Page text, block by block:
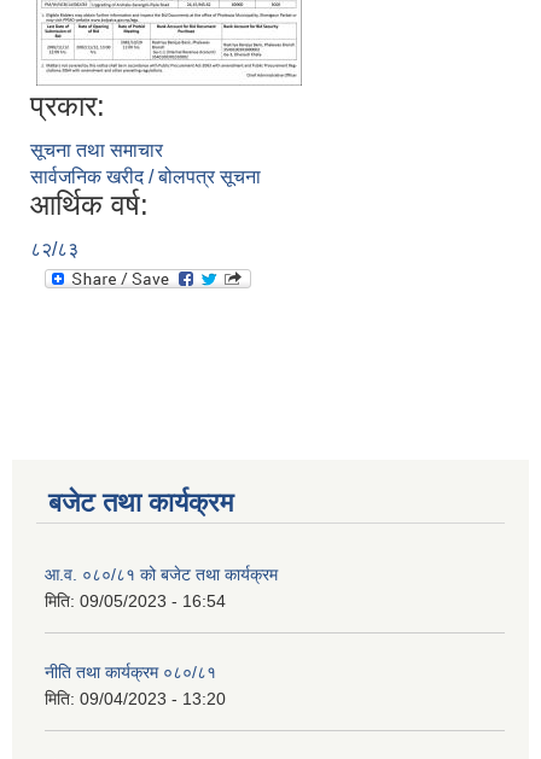
प्रकार:
सूचना तथा समाचार
सार्वजनिक खरीद / बोलपत्र सूचना
आर्थिक वर्ष:
८२/८३
बजेट तथा कार्यक्रम
आ.व. ०८०/८१ को बजेट तथा कार्यक्रम
मिति: 09/05/2023 - 16:54
नीति तथा कार्यक्रम ०८०/८१
मिति: 09/04/2023 - 13:20